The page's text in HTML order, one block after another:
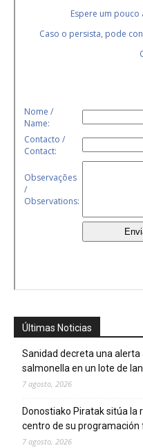
Últimas Noticias
Sanidad decreta una
salmonella en un lote de
7 agosto, 2026
Donostiako Piratak sitúa la
centro de su programación
7 agosto, 2026